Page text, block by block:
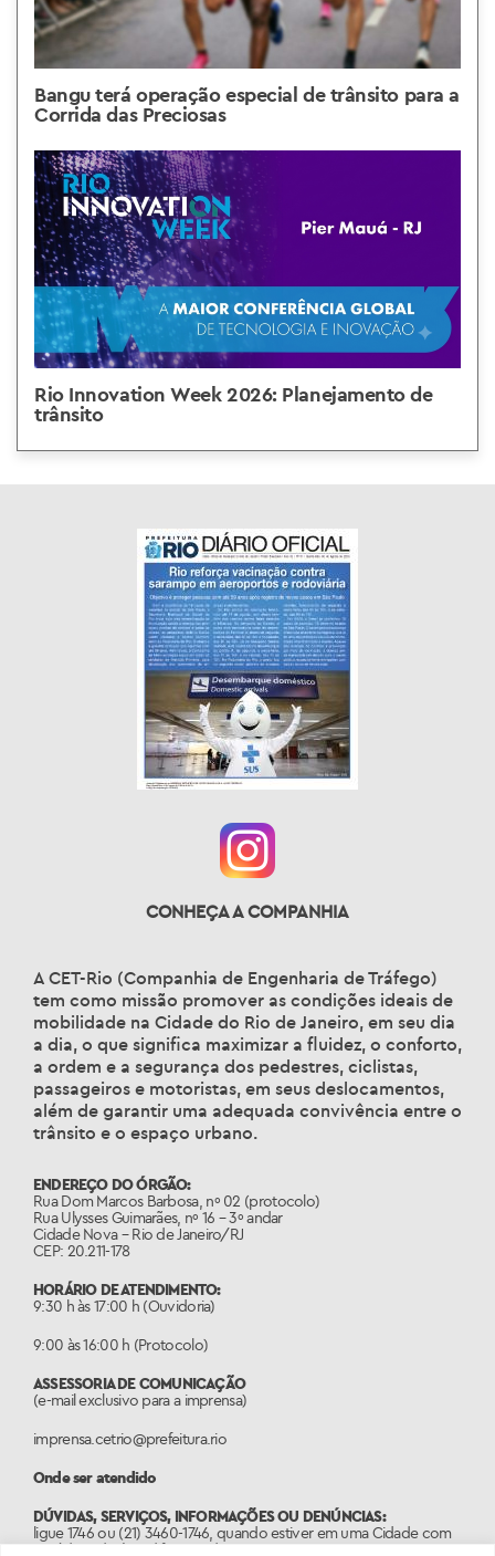
Bangu terá operação especial de trânsito para a
Corrida das Preciosas
Rio Innovation Week 2026: Planejamento de
trânsito
CONHEÇA A COMPANHIA
A CET-Rio (Companhia de Engenharia de Tráfego)
tem como missão promover as condições ideais de
mobilidade na Cidade do Rio de Janeiro, em seu dia
a dia, o que significa maximizar a fluidez, o conforto,
a ordem e a segurança dos pedestres, ciclistas,
passageiros e motoristas, em seus deslocamentos,
além de garantir uma adequada convivência entre o
trânsito e o espaço urbano.
ENDEREÇO DO ÓRGÃO:
Rua Dom Marcos Barbosa, nº 02 (protocolo)
Rua Ulysses Guimarães, nº 16 – 3º andar
Cidade Nova – Rio de Janeiro/RJ
CEP: 20.211-178
HORÁRIO DE ATENDIMENTO:
9:30 h às 17:00 h (Ouvidoria)
9:00 às 16:00 h (Protocolo)
ASSESSORIA DE COMUNICAÇÃO
(e-mail exclusivo para a imprensa)
imprensa.cetrio@prefeitura.rio
Onde ser atendido
DÚVIDAS, SERVIÇOS, INFORMAÇÕES OU DENÚNCIAS:
ligue 1746 ou (21) 3460-1746, quando estiver em uma Cidade com
o código de área diferente do 21.